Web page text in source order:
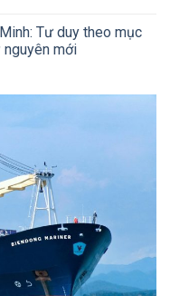
Tư duy theo mục
mới